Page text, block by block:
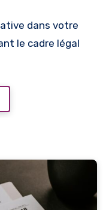
dans votre
le cadre légal